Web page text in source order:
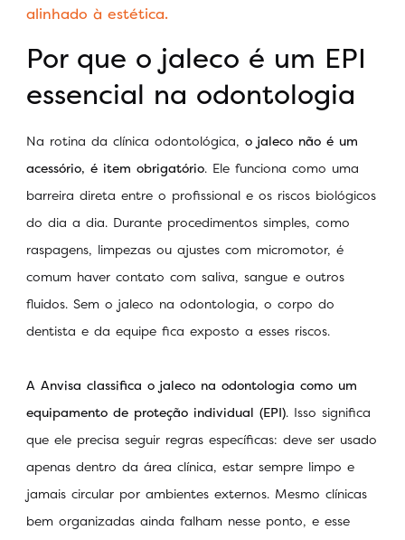
alinhado à estética.
Por que o jaleco é um EPI
essencial na odontologia
Na rotina da clínica odontológica, o jaleco não é um
acessório, é item obrigatório. Ele funciona como uma
barreira direta entre o profissional e os riscos biológicos
do dia a dia. Durante procedimentos simples, como
raspagens, limpezas ou ajustes com micromotor, é
comum haver contato com saliva, sangue e outros
fluidos. Sem o jaleco na odontologia, o corpo do
dentista e da equipe fica exposto a esses riscos.
A Anvisa classifica o jaleco na odontologia como um
equipamento de proteção individual (EPI). Isso significa
que ele precisa seguir regras específicas: deve ser usado
apenas dentro da área clínica, estar sempre limpo e
jamais circular por ambientes externos. Mesmo clínicas
bem organizadas ainda falham nesse ponto, e esse